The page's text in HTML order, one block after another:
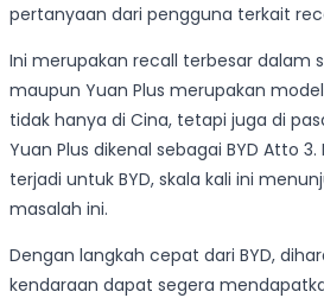
pertanyaan dari pengguna terkait
Ini merupakan recall terbesar dalam
maupun Yuan Plus merupakan
tidak hanya di Cina, tetapi juga di
Yuan Plus dikenal sebagai BYD Atto
terjadi untuk BYD, skala kali ini
masalah ini.
Dengan langkah cepat dari BYD,
kendaraan dapat segera